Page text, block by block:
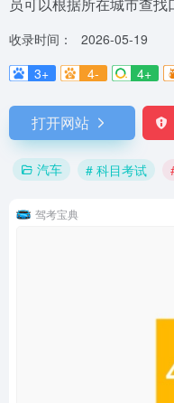
收录时间：
2026-05-19
3+
4- 4+
打开网站
汽车 # 科目考试
驾考宝典